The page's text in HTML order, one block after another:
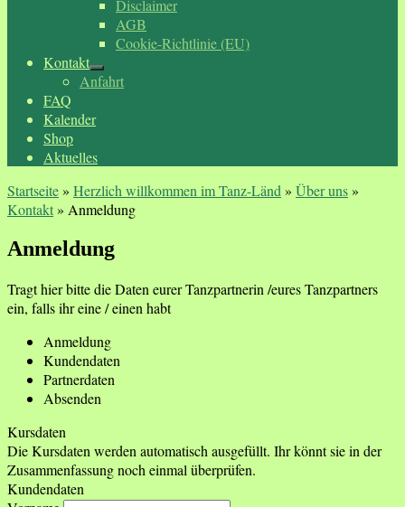
Disclaimer
AGB
Cookie-Richtlinie (EU)
Kontakt
Anfahrt
FAQ
Kalender
Shop
Aktuelles
Startseite» Herzlich willkommen im Tanz-Länd » Über uns»
Kontakt» Anmeldung
Anmeldung
Tragt hier bitte die Daten eurer Tanzpartnerin /eures Tanzpartners
ein, falls ihr eine / einen habt
Anmeldung
Kundendaten
Partnerdaten
Absenden
Kursdaten
Die Kursdaten werden automatisch ausgefüllt. Ihr könnt sie in der
Zusammenfassung noch einmal überprüfen.
Kundendaten